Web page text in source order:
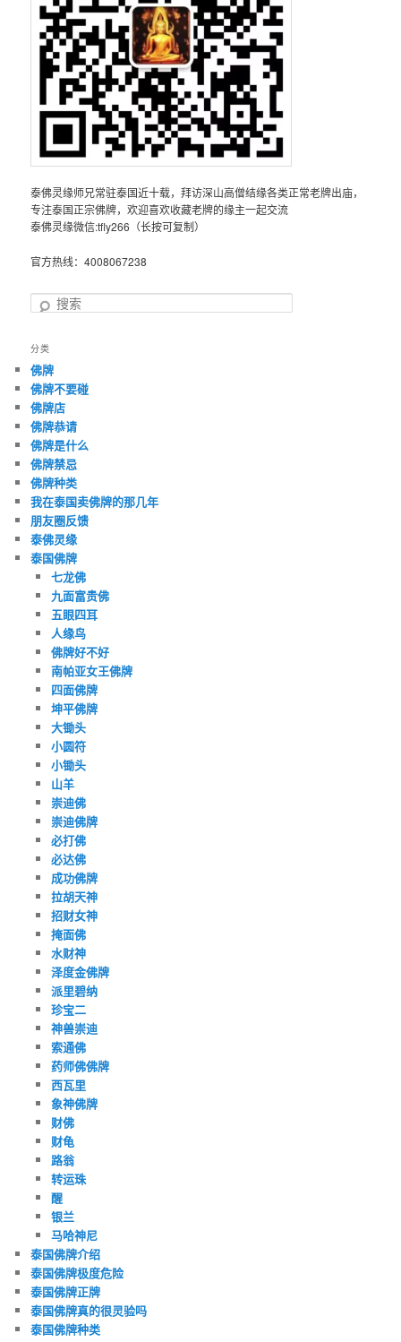
泰佛灵缘师兄常驻泰国近十载，拜访深山高僧结缘各类正常老牌出庙，
专注泰国正宗佛牌，欢迎喜欢收藏老牌的缘主一起交流
泰佛灵缘微信:tfly266（长按可复制）
官方热线：4008067238
搜
分类
佛牌
佛牌不要碰
佛牌店
佛牌恭请
佛牌是什么
佛牌禁忌
佛牌种类
我在泰国卖佛牌的那几年
朋友圈反馈
泰佛灵缘
泰国佛牌
七龙佛
九面富贵佛
五眼四耳
人缘鸟
佛牌好不好
南帕亚女王佛牌
四面佛牌
坤平佛牌
大锄头
小圆符
小锄头
山羊
崇迪佛
崇迪佛牌
必打佛
必达佛
成功佛牌
拉胡天神
招财女神
掩面佛
水财神
泽度金佛牌
派里碧纳
珍宝二
神兽崇迪
索通佛
药师佛佛牌
西瓦里
象神佛牌
财佛
财龟
路翁
转运珠
醒
银兰
马哈神尼
泰国佛牌介绍
泰国佛牌极度危险
泰国佛牌正牌
泰国佛牌真的很灵验吗
泰国佛牌种类